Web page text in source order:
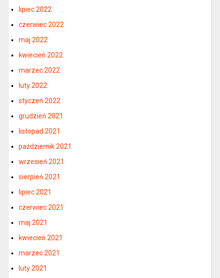
lipiec 2022
czerwiec 2022
maj 2022
kwiecień 2022
marzec 2022
luty 2022
styczeń 2022
grudzień 2021
listopad 2021
październik 2021
wrzesień 2021
sierpień 2021
lipiec 2021
czerwiec 2021
maj 2021
kwiecień 2021
marzec 2021
luty 2021